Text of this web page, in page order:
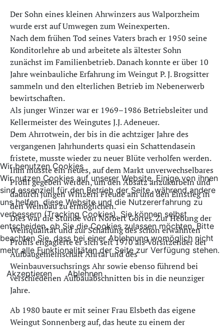
Der Sohn eines kleinen Ahrwinzers aus Walporzheim
wurde erst auf Umwegen zum Weinexperten.
Nach dem frühen Tod seines Vaters brach er 1950 seine
Konditorlehre ab und arbeitete als ältester Sohn
zunächst im Familienbetrieb. Danach konnte er über 10
Jahre weinbauliche Erfahrung im Weingut P. J. Brogsitter
sammeln und den elterlichen Betrieb im Nebenerwerb
bewirtschaften.
Als junger Winzer war er 1969–1986 Betriebsleiter und
Kellermeister des Weingutes J.J. Adeneuer.
Dem Ahrrotwein, der bis in die achtziger Jahre des
vergangenen Jahrhunderts quasi ein Schattendasein
fristete, musste wieder zu neuer Blüte verholfen werden.
Ihm musste ein neues, auf dem Markt unverwechselbares
Profil gegeben werden, um den Absatz anzukurbeln und
dadurch jungen Winzern Freude am und den Einstieg in
den Weinbau zu ermöglichen.
Dies war die Stunde von Norbert Görres. Zur Hebung der
Weinqualität und zur Schaffung des schon erwähnten
Profils engagierte er sich seit 1970 als Vorsitzender der
Aufbaugemeinschaft Ahrtal und des
Weinbauversuchsrings Ahr sowie ebenso führend bei
verschiedenen Aufbauabschnitten bis in die neunziger
Jahre.
Ab 1980 baute er mit seiner Frau Elsbeth das eigene
Weingut Sonnenberg auf, das heute zu einem der
Wir benutzen Cookies
Wir nutzen Cookies auf unserer Website. Einige von ihnen
sind essenziell für den Betrieb der Seite, während andere
uns helfen, diese Website und die Nutzererfahrung zu
verbessern (Tracking Cookies). Sie können selbst
entscheiden, ob Sie die Cookies zulassen möchten. Bitte
beachten Sie, dass bei einer Ablehnung womöglich nicht
mehr alle Funktionalitäten der Seite zur Verfügung stehen.
Akzeptieren Ablehnen